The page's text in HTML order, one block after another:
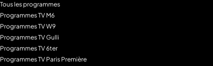
Tous les programmes
Programmes TV M6
Programmes TV W9
Programmes TV Gulli
Programmes TV 6ter
Programmes TV Paris Première